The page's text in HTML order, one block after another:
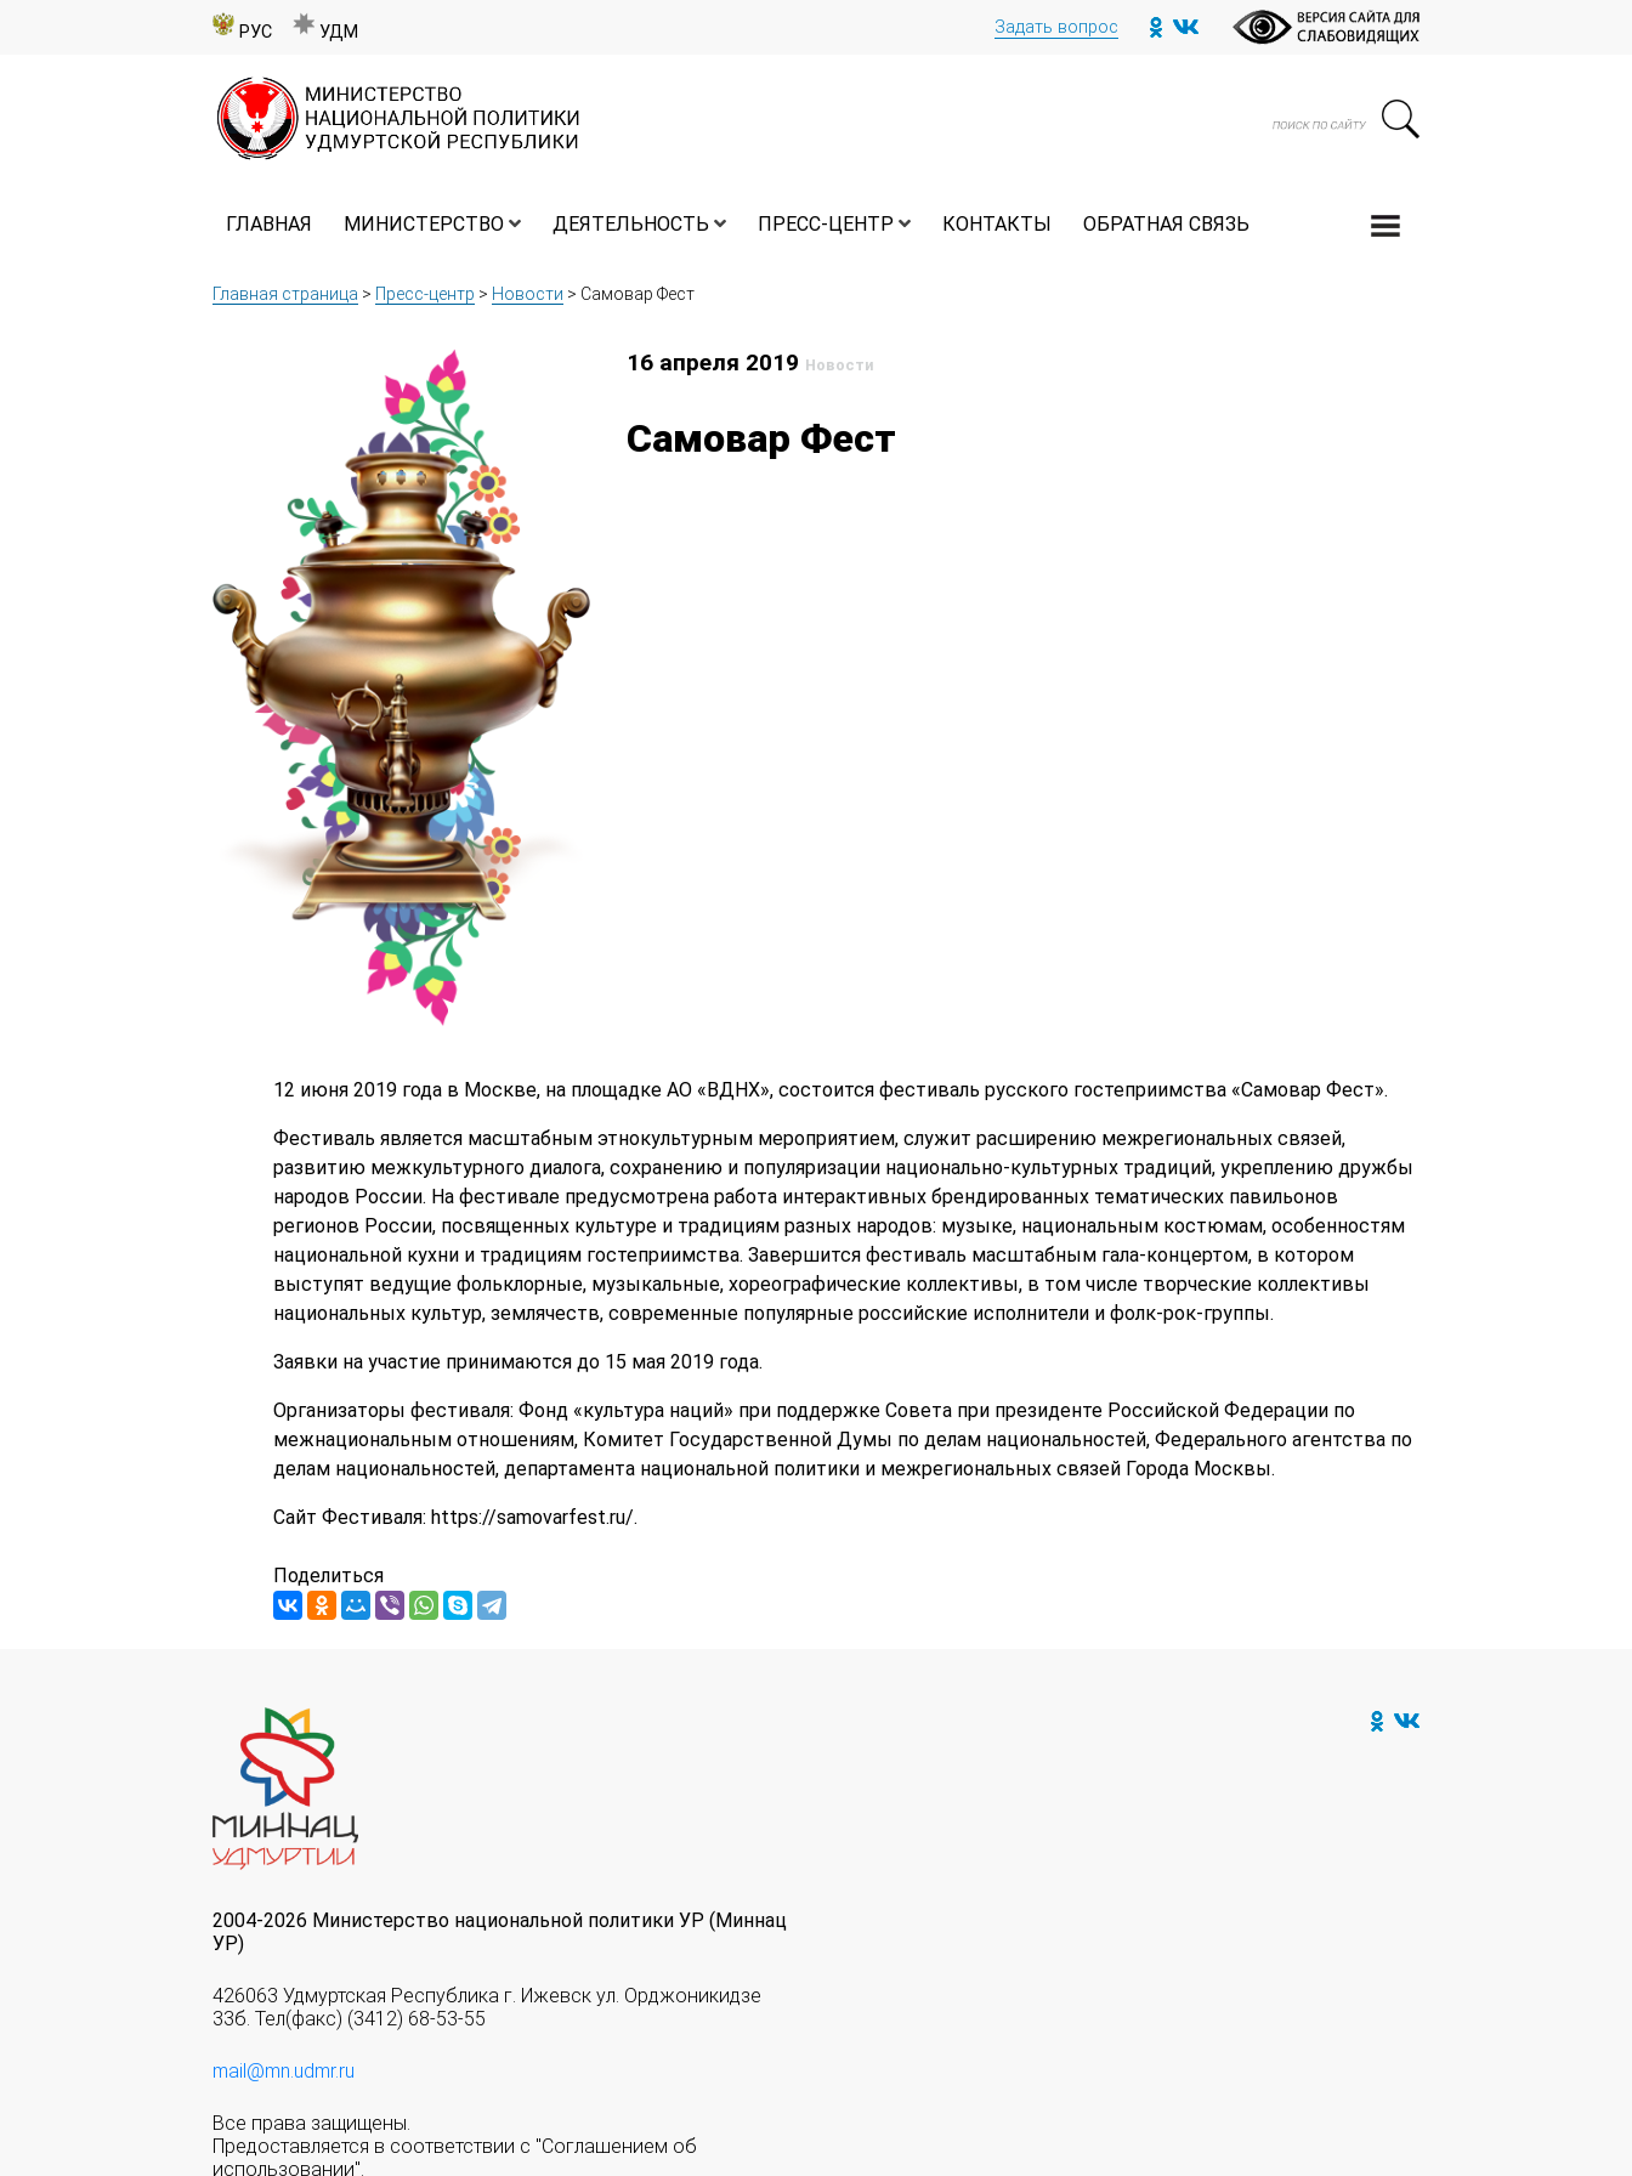
РУС УДМ Задать вопрос
ГЛАВНАЯ МИНИСТЕРСТВО ДЕЯТЕЛЬНОСТЬ ПРЕСС-ЦЕНТР КОНТАКТЫ ОБРАТНАЯ СВЯЗЬ
Главная страница > Пресс-центр > Новости > Самовар Фест
16 апреля 2019 Новости
Самовар Фест
12 июня 2019 года в Москве, на площадке АО «ВДНХ», состоится фестиваль русского гостеприимства «Самовар Фест».
Фестиваль является масштабным этнокультурным мероприятием, служит расширению межрегиональных связей,
развитию межкультурного диалога, сохранению и популяризации национально-культурных традиций, укреплению дружбы
народов России. На фестивале предусмотрена работа интерактивных брендированных тематических павильонов
регионов России, посвященных культуре и традициям разных народов: музыке, национальным костюмам, особенностям
национальной кухни и традициям гостеприимства. Завершится фестиваль масштабным гала-концертом, в котором
выступят ведущие фольклорные, музыкальные, хореографические коллективы, в том числе творческие коллективы
национальных культур, землячеств, современные популярные российские исполнители и фолк-рок-группы.
Заявки на участие принимаются до 15 мая 2019 года.
Организаторы фестиваля: Фонд «культура наций» при поддержке Совета при президенте Российской Федерации по
межнациональным отношениям, Комитет Государственной Думы по делам национальностей, Федерального агентства по
делам национальностей, департамента национальной политики и межрегиональных связей Города Москвы.
Сайт Фестиваля: https://samovarfest.ru/.
Поделиться
2004-2026 Министерство национальной политики УР (Миннац
УР)
426063 Удмуртская Республика г. Ижевск ул. Орджоникидзе
33б. Тел(факс) (3412) 68-53-55
mail@mn.udmr.ru
Все права защищены.
Предоставляется в соответствии с "Соглашением об
использовании".